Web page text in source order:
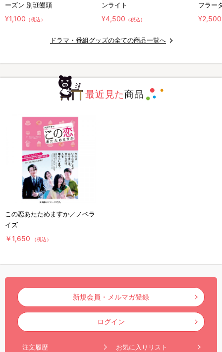
ーズン 別班饅頭
¥1,100 （税込）
ンライト
¥4,500 （税込）
フラー
¥2,500
ドラマ・番組グッズの全ての商品一覧へ
最近見た商品
この恋あたためますか／ノベラ
イズ
￥1,650 （税込）
新規会員・メルマガ登録
ログイン
注文履歴 お気に入りリスト